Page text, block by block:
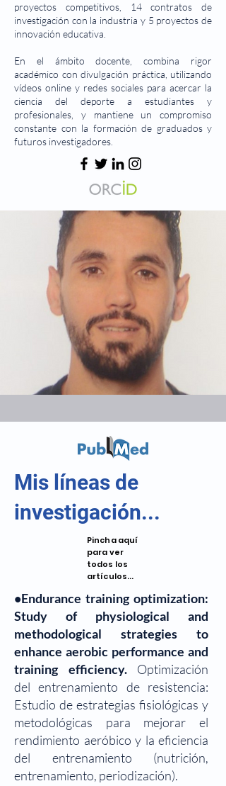
proyectos competitivos, 14 contratos de
investigación con la industria y 5 proyectos de
innovación educativa.
En el ámbito docente, combina rigor
académico con divulgación práctica, utilizando
vídeos online y redes sociales para acercar la
ciencia del deporte a estudiantes y
profesionales, y mantiene un compromiso
constante con la formación de graduados y
futuros investigadores.
Mis líneas de
investigación...
Pincha aquí
para ver
todos los
artículos...
•Endurance training optimization:
Study of physiological and
methodological strategies to
enhance aerobic performance and
training efficiency. Optimización
del entrenamiento de resistencia:
Estudio de estrategias fisiológicas y
metodológicas para mejorar el
rendimiento aeróbico y la eficiencia
del entrenamiento (nutrición,
entrenamiento, periodización).